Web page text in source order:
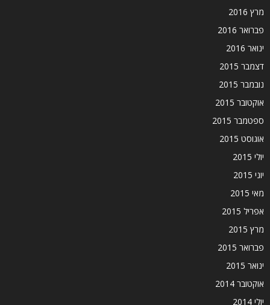
מרץ 2016
פברואר 2016
ינואר 2016
דצמבר 2015
נובמבר 2015
אוקטובר 2015
ספטמבר 2015
אוגוסט 2015
יולי 2015
יוני 2015
מאי 2015
אפריל 2015
מרץ 2015
פברואר 2015
ינואר 2015
אוקטובר 2014
יולי 2014